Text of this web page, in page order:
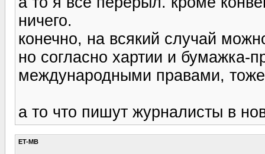
ничего.
конечно, на всякий случай
но согласно хартии и бумажка-
международными правами, тоже
а то что пишут журналисты в
ET-MB